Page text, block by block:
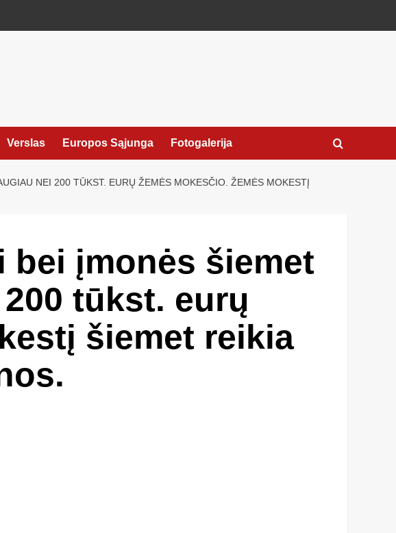
Verslas Europos Sąjunga Fotogalerija
NEI 200 TŪKST. EURŲ ŽEMĖS MOKESČIO. ŽEMĖS MOKESTĮ
įmonės šiemet
tūkst. eurų
šiemet reikia